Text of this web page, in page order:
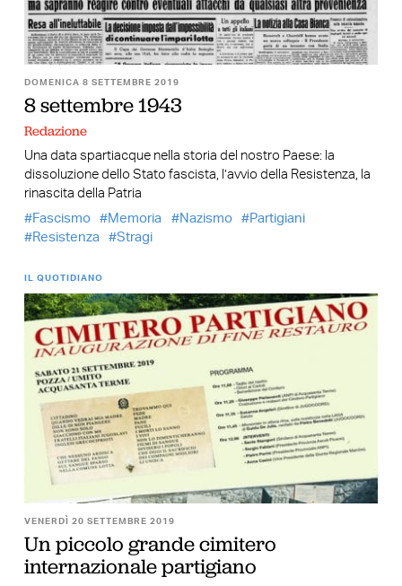
DOMENICA 8 SETTEMBRE 2019
8 settembre 1943
Redazione
Una data spartiacque nella storia del nostro Paese: la
dissoluzione dello Stato fascista, l’avvio della Resistenza, la
rinascita della Patria
Fascismo
Memoria Nazismo
Partigiani
Resistenza
Stragi
IL QUOTIDIANO
VENERDÌ 20 SETTEMBRE 2019
Un piccolo grande cimitero
internazionale partigiano